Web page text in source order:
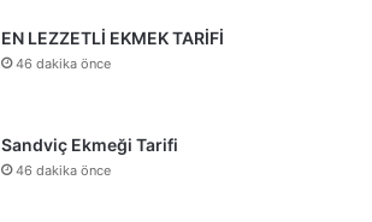
EN LEZZETLİ EKMEK TARİFİ
46 dakika önce
Sandviç Ekmeği Tarifi
46 dakika önce